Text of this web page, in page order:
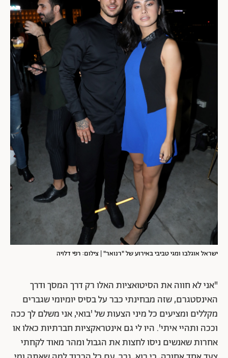
ישראל אוגלבו ומגי טביבי באירוע של "רנואר" | צילום: רפי דלויה
"אני לא חווה את הסיטואציות האלו רק דרך המסך ודרך
האינסטגרם, שזה מבחינתי כבר על בסיס יומיומי שגברים
מקללים ומציעים כל מיני הצעות של 'בואי, אני משלם לך ככה
וככה ותהיי איתי'. היו לי גם אינטראקציות חברתיות כאלו או
אחרות שאנשים ניסו לחצות את הגבול ומהר מאוד לקחתי